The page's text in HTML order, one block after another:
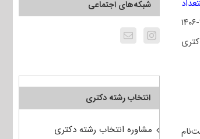
» در تمامی رشته/گرایش‌های دوره دکتری تخصصی پردیس‌های دانشگاه تبریز که در سال تحصیلی ۱۴۰۵-۱۴۰۶
شبکه‌های اجتماعی
انتخاب رشته دکتری
مشاوره انتخاب رشته دکتری